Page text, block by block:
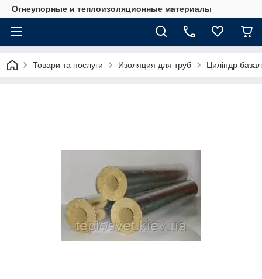
Огнеупорные и теплоизоляционные материалы
Товари та послуги Изоляция для труб Циліндр